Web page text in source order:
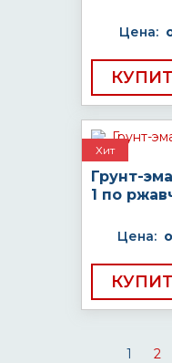
Цена:
Хит
Грунт-
1 по
Цена:
1 2